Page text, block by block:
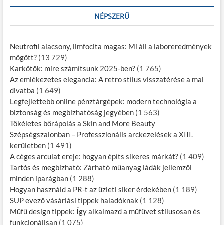
NÉPSZERŰ
Neutrofil alacsony, limfocita magas: Mi áll a laboreredmények
mögött? (13 729)
Karkötők: mire számítsunk 2025-ben? (1 765)
Az emlékezetes elegancia: A retro stílus visszatérése a mai
divatba (1 649)
Legfejlettebb online pénztárgépek: modern technológia a
biztonság és megbízhatóság jegyében (1 563)
Tökéletes bőrápolás a Skin and More Beauty
Szépségszalonban – Professzionális arckezelések a XIII.
kerületben (1 491)
A céges arculat ereje: hogyan építs sikeres márkát? (1 409)
Tartós és megbízható: Zárható műanyag ládák jellemzői
minden iparágban (1 288)
Hogyan használd a PR-t az üzleti siker érdekében (1 189)
SUP evező vásárlási tippek haladóknak (1 128)
Műfű design tippek: Így alkalmazd a műfüvet stílusosan és
funkcionálisan (1 075)